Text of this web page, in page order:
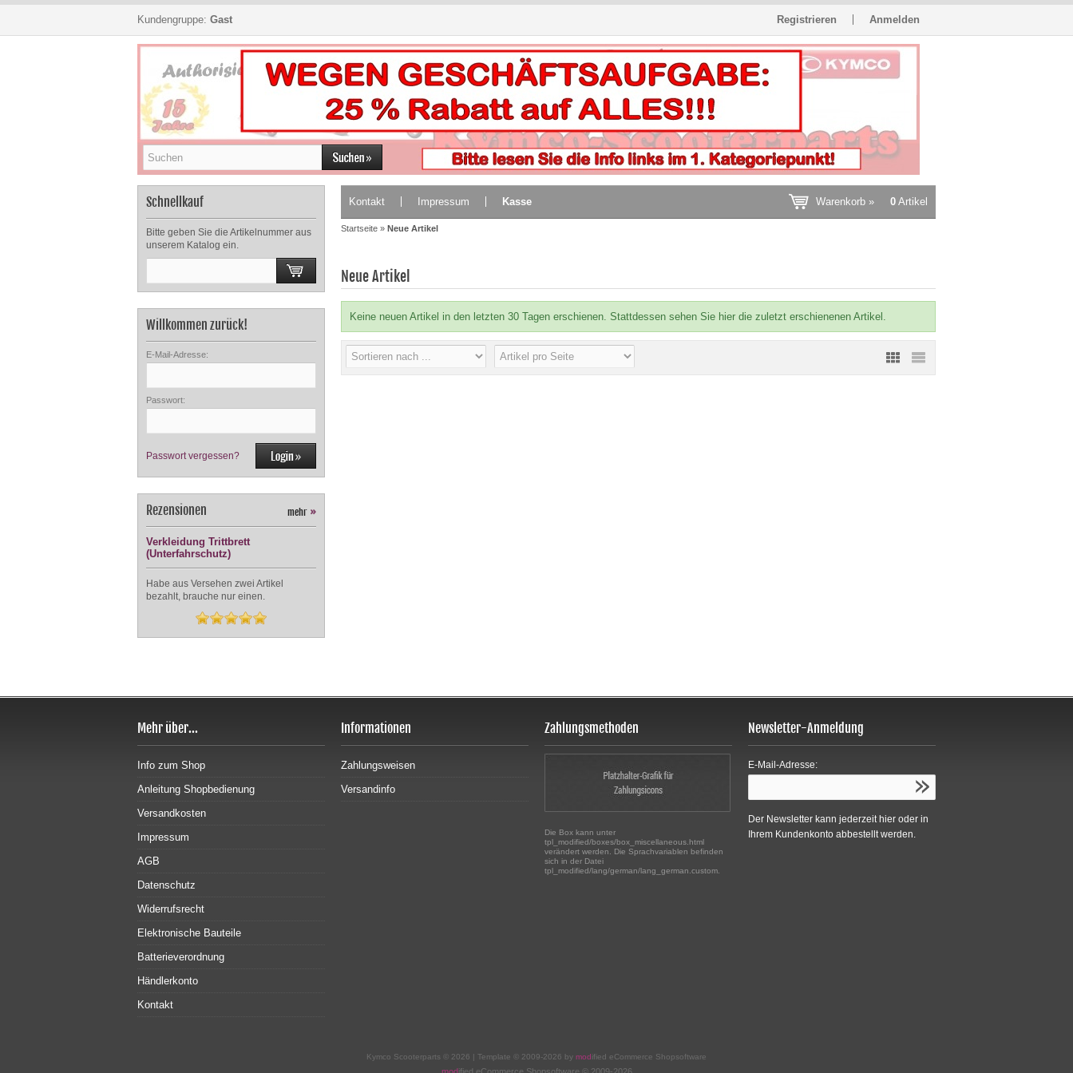
Kundengruppe: Gast Registrieren Anmelden
Schnellkauf
Bitte geben Sie die Artikelnummer aus
unserem Katalog ein.
Willkommen zurück!
E-Mail-Adresse:
Passwort:
Passwort vergessen?
Rezensionen mehr »
Verkleidung Trittbrett
(Unterfahrschutz)
Habe aus Versehen zwei Artikel
bezahlt, brauche nur einen.
Kontakt Impressum Kasse Warenkorb » 0 Artikel
Startseite » Neue Artikel
Neue Artikel
Keine neuen Artikel in den letzten 30 Tagen erschienen. Stattdessen sehen Sie hier die zuletzt erschienenen Artikel.
Mehr über...
Info zum Shop
Anleitung Shopbedienung
Versandkosten
Impressum
AGB
Datenschutz
Widerrufsrecht
Elektronische Bauteile
Batterieverordnung
Händlerkonto
Kontakt
Informationen
Zahlungsweisen
Versandinfo
Zahlungsmethoden
Die Box kann unter
tpl_modified/boxes/box_miscellaneous.html
verändert werden. Die Sprachvariablen befinden
sich in der Datei
tpl_modified/lang/german/lang_german.custom.
Newsletter-Anmeldung
E-Mail-Adresse:
Der Newsletter kann jederzeit hier oder in
Ihrem Kundenkonto abbestellt werden.
Kymco Scooterparts © 2026 | Template © 2009-2026 by mod ified eCommerce Shopsoftware